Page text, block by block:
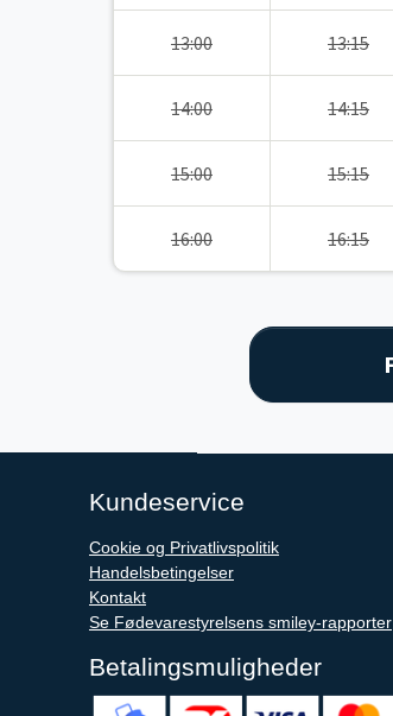
13:00 13:15
14:00 14:15
15:00 15:15
16:00 16:15
Kundeservice
Cookie og Privatlivspolitik
Handelsbetingelser
Kontakt
Se Fødevarestyrelsens smiley-rapporter
Betalingsmuligheder